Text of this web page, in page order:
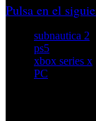
Pulsa en el
subnautica 2
ps5
xbox series x
PC